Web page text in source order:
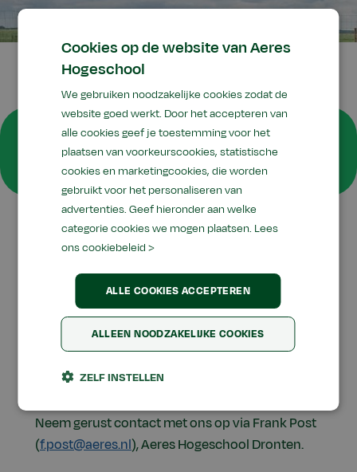
Bedankt voor je
aanmelding
Bedankt voor je interesse in de Aeres
Kadercursus Melkveehouderij. Wij nemen zo
snel mogelijk contact met je op voor het
inplannen van een intakegesprek.
Vragen?
Neem gerust contact met ons op via Frank Post
(f.post@aeres.nl), Aeres Hogeschool Dronten.
Cookies op de website van Aeres
Hogeschool
We gebruiken noodzakelijke cookies zodat de
website goed werkt. Door het accepteren van
alle cookies geef je toestemming voor het
plaatsen van voorkeurscookies, statistische
cookies en marketingcookies, die worden
gebruikt voor het personaliseren van
advertenties. Geef hieronder aan welke
categorie cookies we mogen plaatsen. Lees
ons cookiebeleid >
ALLE COOKIES ACCEPTEREN
ALLEEN NOODZAKELIJKE COOKIES
ZELF INSTELLEN